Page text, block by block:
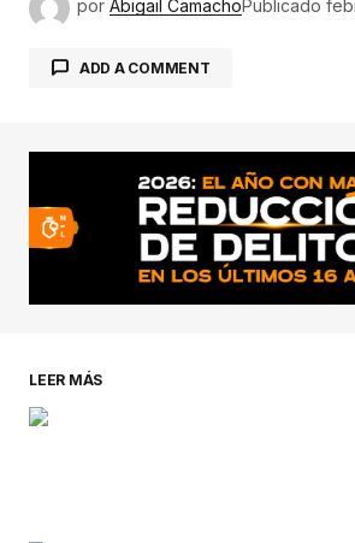
por Abigail CamachoPublicado
ADD A COMMENT
LEER MÁS